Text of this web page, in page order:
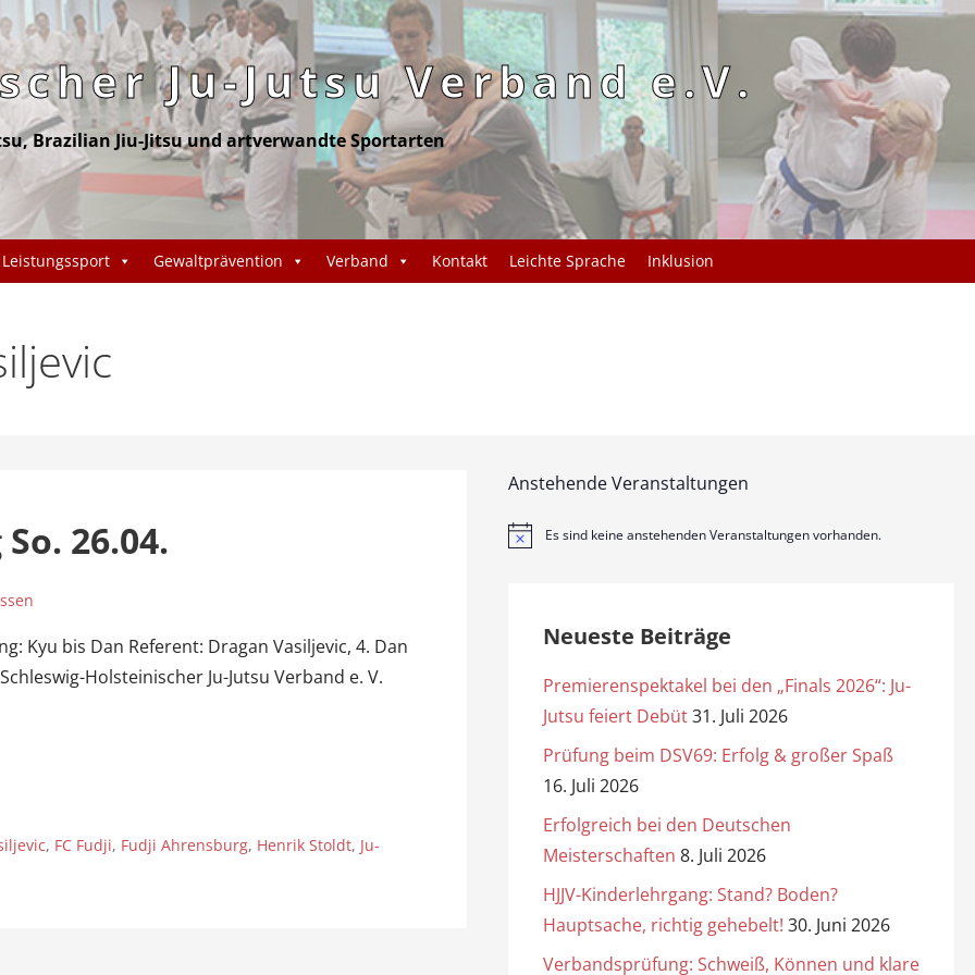
Ju-Jutsu Verband e.V.
Brazilian Jiu-Jitsu und artverwandte Sportarten
Leistungssport Gewaltprävention Verband Kontakt Leichte Sprache Inklusion
26.04.
Kyu bis Dan Referent: Dragan Vasiljevic, 4. Dan
Holsteinischer Ju-Jutsu Verband e. V.
, FC Fudji, Fudji Ahrensburg, Henrik Stoldt, Ju-
Anstehende Veranstaltungen
H
Es sind keine anstehenden Veranstaltungen vorhanden.
Neueste Beiträge
Premierenspektakel bei den „Finals 2026“: Ju-
Jutsu feiert Debüt31. Juli 2026
Prüfung beim DSV69: Erfolg & großer Spaß
16. Juli 2026
Erfolgreich bei den Deutschen
Meisterschaften 8. Juli 2026
HJJV-Kinderlehrgang: Stand? Boden?
Hauptsache, richtig gehebelt! 30. Juni 2026
Verbandsprüfung: Schweiß, Können und klare